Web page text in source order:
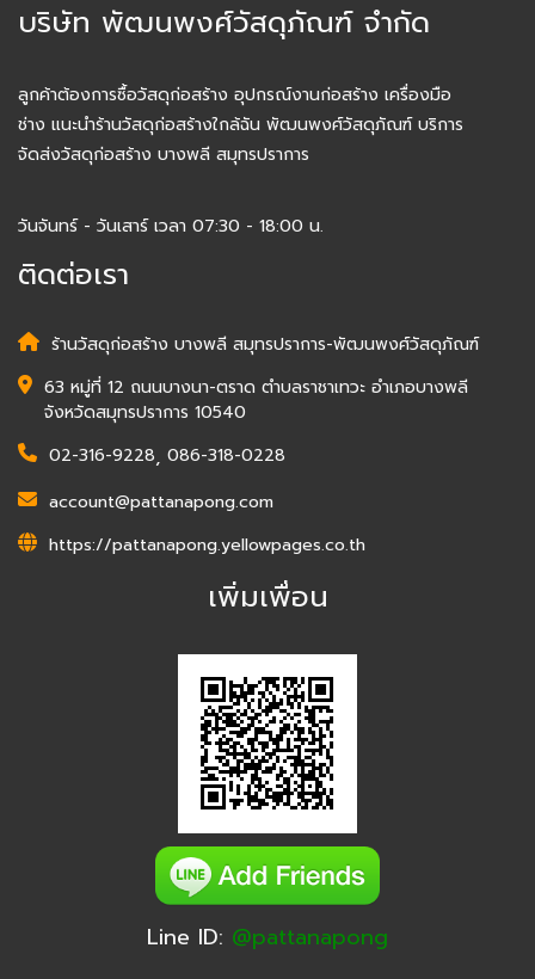
บริษัท พัฒนพงศ์วัสดุภัณฑ์ จำกัด
ลูกค้าต้องการซื้อวัสดุก่อสร้าง อุปกรณ์งานก่อสร้าง เครื่องมือ
ช่าง แนะนำร้านวัสดุก่อสร้างใกล้ฉัน พัฒนพงศ์วัสดุภัณฑ์ บริการ
จัดส่งวัสดุก่อสร้าง บางพลี สมุทรปราการ
วันจันทร์ - วันเสาร์ เวลา 07:30 - 18:00 น.
ติดต่อเรา
ร้านวัสดุก่อสร้าง บางพลี สมุทรปราการ-พัฒนพงศ์วัสดุภัณฑ์
63 หมู่ที่ 12 ถนนบางนา-ตราด ตำบลราชาเทวะ อำเภอบางพลี
จังหวัดสมุทรปราการ 10540
02-316-9228, 086-318-0228
account@pattanapong.com
https://pattanapong.yellowpages.co.th
เพิ่มเพื่อน
Line ID: @pattanapong